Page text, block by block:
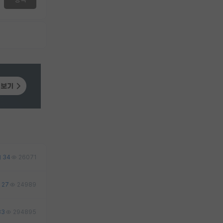
34 26071
27 24989
294895